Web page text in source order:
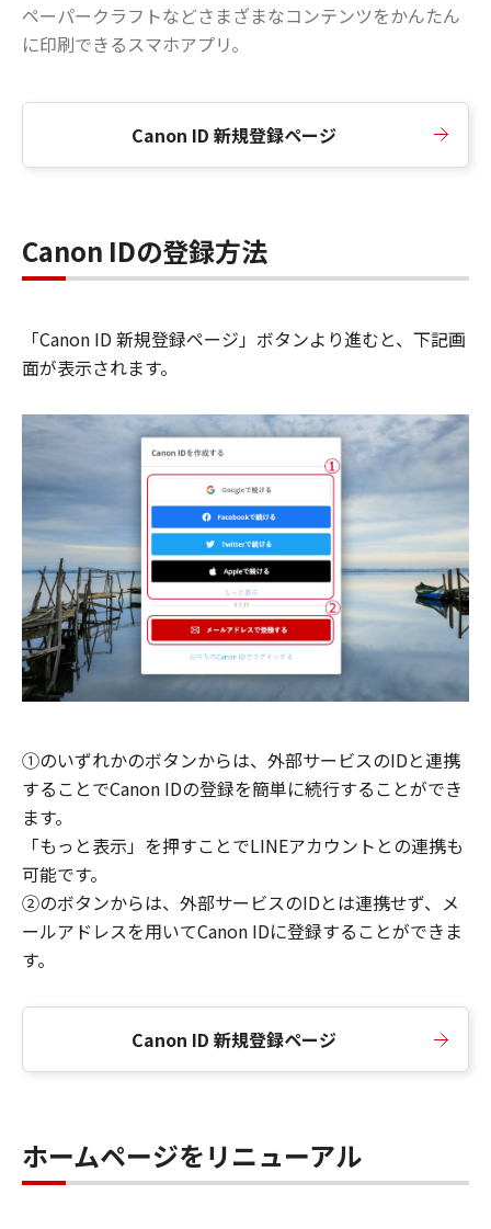
ペーパークラフトなどさまざまなコンテンツをかんたん
に印刷できるスマホアプリ。
Canon ID 新規登録ページ
Canon IDの登録方法
「Canon ID 新規登録ページ」ボタンより進むと、下記画
面が表示されます。
①のいずれかのボタンからは、外部サービスのIDと連携
することでCanon IDの登録を簡単に続行することができ
ます。
「もっと表示」を押すことでLINEアカウントとの連携も
可能です。
②のボタンからは、外部サービスのIDとは連携せず、メ
ールアドレスを用いてCanon IDに登録することができま
す。
Canon ID 新規登録ページ
ホームページをリニューアル